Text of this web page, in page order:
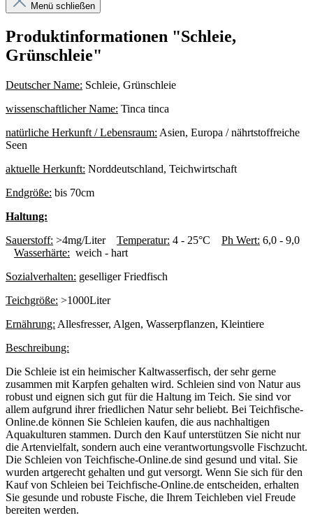
Menü schließen
Produktinformationen "Schleie,
Grünschleie"
Deutscher Name: Schleie, Grünschleie
wissenschaftlicher Name: Tinca tinca
natürliche Herkunft / Lebensraum: Asien, Europa / nährtstoffreiche
Seen
aktuelle Herkunft: Norddeutschland, Teichwirtschaft
Endgröße: bis 70cm
Haltung:
Sauerstoff: >4mg/Liter Temperatur: 4 - 25°C Ph Wert: 6,0 - 9,0
Wasserhärte: weich - hart
Sozialverhalten: geselliger Friedfisch
Teichgröße: >1000Liter
Ernährung: Allesfresser, Algen, Wasserpflanzen, Kleintiere
Beschreibung:
Die Schleie ist ein heimischer Kaltwasserfisch, der sehr gerne
zusammen mit Karpfen gehalten wird. Schleien sind von Natur aus
robust und eignen sich gut für die Haltung im Teich. Sie sind vor
allem aufgrund ihrer friedlichen Natur sehr beliebt. Bei Teichfische-
Online.de können Sie Schleien kaufen, die aus nachhaltigen
Aquakulturen stammen. Durch den Kauf unterstützen Sie nicht nur
die Artenvielfalt, sondern auch eine verantwortungsvolle Fischzucht.
Die Schleien von Teichfische-Online.de sind gesund und vital. Sie
wurden artgerecht gehalten und gut versorgt. Wenn Sie sich für den
Kauf von Schleien bei Teichfische-Online.de entscheiden, erhalten
Sie gesunde und robuste Fische, die Ihrem Teichleben viel Freude
bereiten werden.